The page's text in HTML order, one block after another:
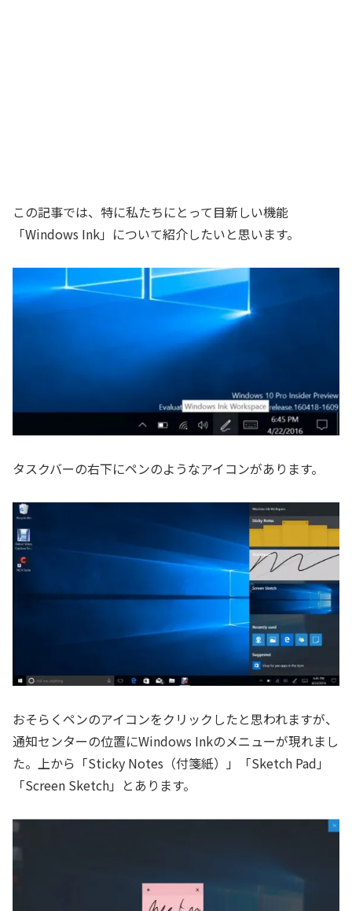
この記事では、特に私たちにとって目新しい機能
「Windows Ink」について紹介したいと思います。
タスクバーの右下にペンのようなアイコンがあります。
おそらくペンのアイコンをクリックしたと思われますが、
通知センターの位置にWindows Inkのメニューが現れまし
た。上から「Sticky Notes（付箋紙）」「Sketch Pad」
「Screen Sketch」とあります。